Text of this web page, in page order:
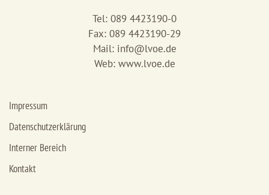
Tel: 089 4423190-0
Fax: 089 4423190-29
Mail: info@lvoe.de
Web: www.lvoe.de
Impressum
Datenschutzerklärung
Interner Bereich
Kontakt